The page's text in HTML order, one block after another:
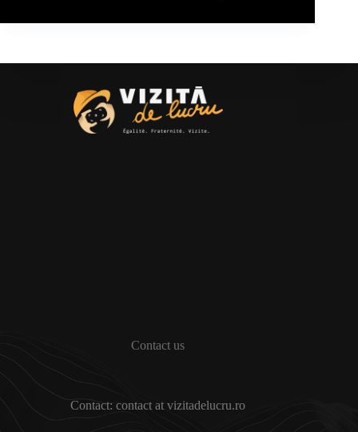
Contact us
Contact: contact at vizitadelucru.ro